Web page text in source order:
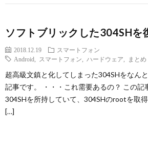
ソフトブリックした304SHを
2018.12.19
スマートフォン
Android
スマートフォン ハードウェア まとめ
超高級文鎮と化してしまった304SHをなん
記事です。 ・・・これ需要あるの？ この記
304SHを所持していて、304SHのrootを取
[…]